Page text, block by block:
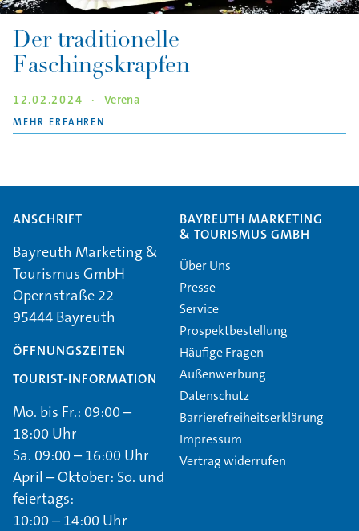
Der traditionelle
Faschingskrapfen
12.02.2024 · Verena
MEHR ERFAHREN
ANSCHRIFT
Bayreuth Marketing &
Tourismus GmbH
Opernstraße 22
95444 Bayreuth
ÖFFNUNGSZEITEN
TOURIST-INFORMATION
Mo. bis Fr.: 09:00 –
18:00 Uhr
Sa. 09:00 – 16:00 Uhr
April – Oktober: So. und
feiertags:
10:00 – 14:00 Uhr
BAYREUTH MARKETING
& TOURISMUS GMBH
Über Uns
Presse
Service
Prospektbestellung
Häufige Fragen
Außenwerbung
Datenschutz
Barrierefreiheitserklärung
Impressum
Vertrag widerrufen